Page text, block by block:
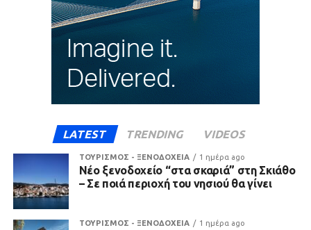
LATEST TRENDING VIDEOS
ΤΟΥΡΙΣΜΟΣ - ΞΕΝΟΔΟΧΕΙΑ 1 ημέρα ago
Νέο ξενοδοχείο “στα σκαριά” στη Σκιάθο
– Σε ποιά περιοχή του νησιού θα γίνει
ΤΟΥΡΙΣΜΟΣ - ΞΕΝΟΔΟΧΕΙΑ 1 ημέρα ago